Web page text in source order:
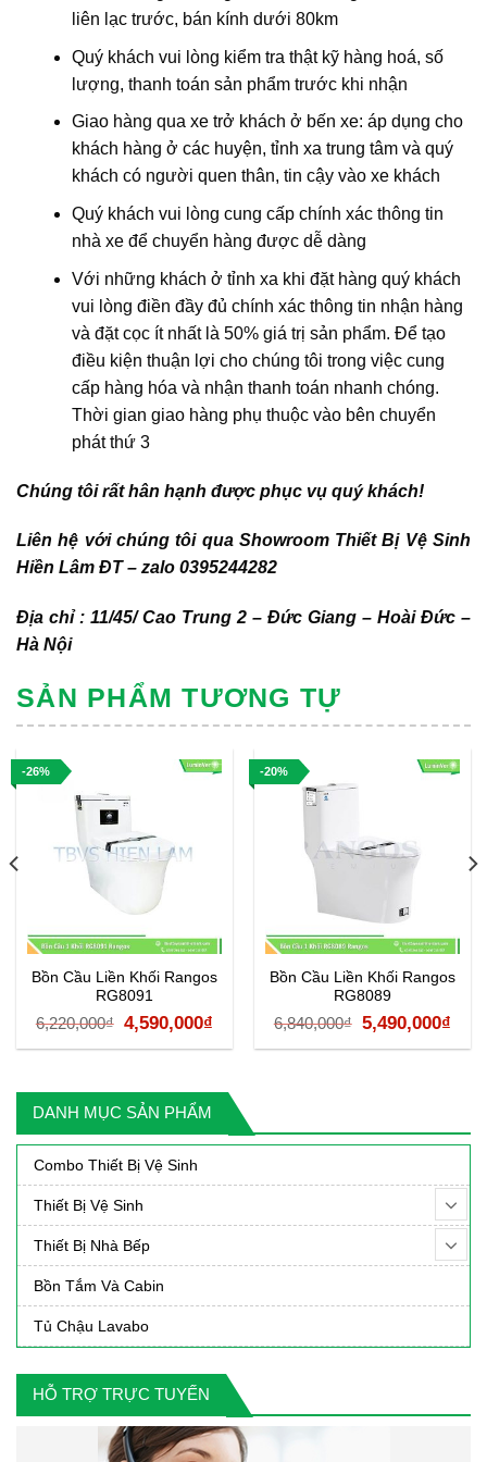
DANH MỤC SẢN PHẨM
Combo Thiết Bị Vệ Sinh
Thiết Bị Vệ Sinh
Thiết Bị Nhà Bếp
Bồn Tắm Và Cabin
Tủ Chậu Lavabo
HỖ TRỢ TRỰC TUYẾN
liên lạc trước, bán kính dưới 80km
Quý khách vui lòng kiểm tra thật kỹ hàng hoá, số
lượng, thanh toán sản phẩm trước khi nhận
Giao hàng qua xe trở khách ở bến xe: áp dụng cho
khách hàng ở các huyện, tỉnh xa trung tâm và quý
khách có người quen thân, tin cậy vào xe khách
Quý khách vui lòng cung cấp chính xác thông tin
nhà xe để chuyển hàng được dễ dàng
Với những khách ở tỉnh xa khi đặt hàng quý khách
vui lòng điền đầy đủ chính xác thông tin nhận hàng
và đặt cọc ít nhất là 50% giá trị sản phẩm. Để tạo
điều kiện thuận lợi cho chúng tôi trong việc cung
cấp hàng hóa và nhận thanh toán nhanh chóng.
Thời gian giao hàng phụ thuộc vào bên chuyển
phát thứ 3
Chúng tôi rất hân hạnh được phục vụ quý khách!
Liên hệ với chúng tôi qua Showroom Thiết Bị Vệ Sinh
Hiền Lâm ĐT – zalo 0395244282
Địa chỉ : 11/45/ Cao Trung 2 – Đức Giang – Hoài Đức –
Hà Nội
SẢN PHẨM TƯƠNG TỰ
-26%
Bồn Cầu Liền Khối Rangos
RG8091
6,220,000₫ Giá
gốc
6,220,000₫.
4,590,000₫
hiện
4,590,000₫.
-20%
Bồn Cầu Liền Khối Rangos
RG8089
6,840,000₫ Giá
gốc
5,490,000₫
hiện